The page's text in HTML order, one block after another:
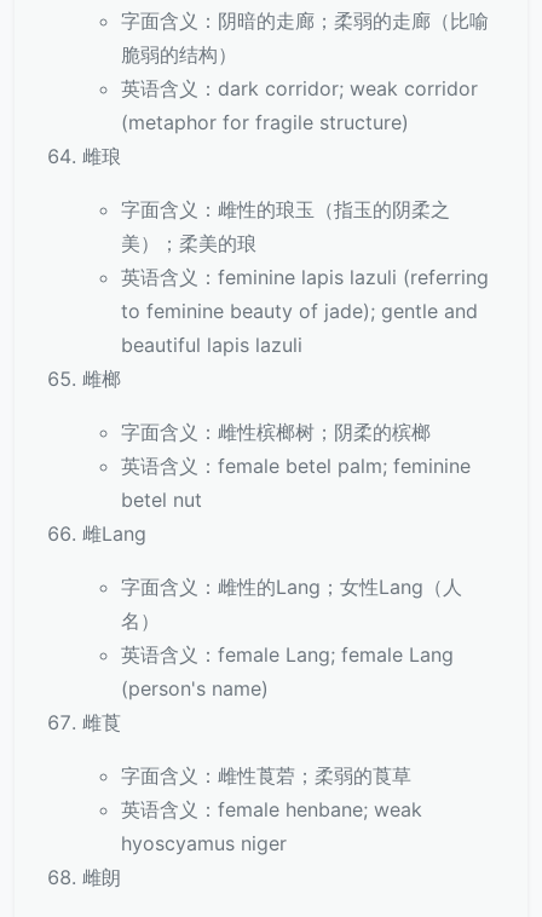
字面含义：阴暗的走廊；柔弱的走廊（比喻
脆弱的结构）
英语含义：dark corridor; weak corridor
(metaphor for fragile structure)
雌琅
字面含义：雌性的琅玉（指玉的阴柔之
美）；柔美的琅
英语含义：feminine lapis lazuli (referring
to feminine beauty of jade); gentle and
beautiful lapis lazuli
雌榔
字面含义：雌性槟榔树；阴柔的槟榔
英语含义：female betel palm; feminine
betel nut
雌Lang
字面含义：雌性的Lang；女性Lang（人
名）
英语含义：female Lang; female Lang
(person's name)
雌莨
字面含义：雌性莨菪；柔弱的莨草
英语含义：female henbane; weak
hyoscyamus niger
雌朗